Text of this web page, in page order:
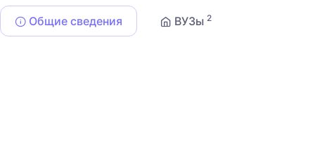
Общие сведения ВУЗы 2